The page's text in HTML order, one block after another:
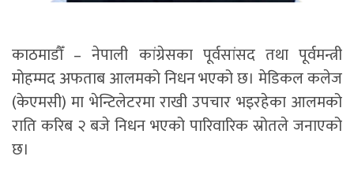
काठमाडौँ – नेपाली कांग्रेसका पूर्वसांसद तथा पूर्वमन्त्री
मोहम्मद अफताब आलमको निधन भएको छ। मेडिकल कलेज
(केएमसी) मा भेन्टिलेटरमा राखी उपचार भइरहेका आलमको
राति करिब २ बजे निधन भएको पारिवारिक स्रोतले जनाएको
छ।